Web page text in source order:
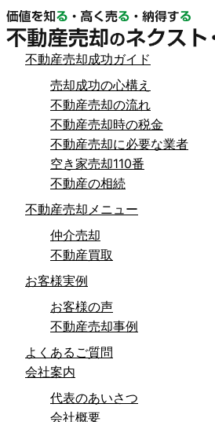
不動産売却成功ガイド
売却成功の心構え
不動産売却の流れ
不動産売却時の税金
不動産売却に必要な業者
空き家売却110番
不動産の相続
不動産売却メニュー
仲介売却
不動産買取
お客様実例
お客様の声
不動産売却事例
よくあるご質問
会社案内
代表のあいさつ
会社概要